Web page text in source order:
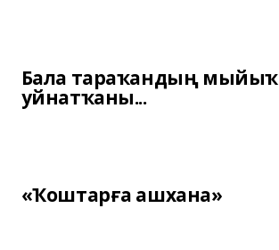
Бала тараҡандың мыйыҡ
уйнатҡаны...
«Ҡоштарға ашхана»